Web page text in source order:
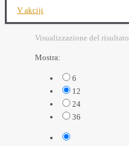
V akciji
Visualizzazione del risultato
Mostra:
6
12
24
36